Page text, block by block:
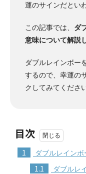
運のサインだとい
この記事では、 ダ
意味について解説
ダブルレインボー
するので、幸運の
クしてみてください
目次
1 ダブルレインボ
1.1 ダブルレ